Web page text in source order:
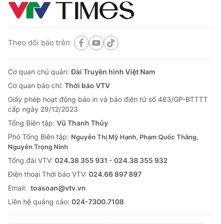
Theo dõi báo trên
Cơ quan chủ quản:Đài Truyền hình Việt Nam
Cơ quan báo chí: Thời báo VTV
Giấy phép hoạt động báo in và báo điện tử số 483/GP-BTTTT
cấp ngày 29/12/2023
Tổng Biên tập: Vũ Thanh Thủy
Phó Tổng Biên tập: Nguyễn Thị Mỹ Hạnh, Phạm Quốc Thắng,
Nguyễn Trọng Ninh
Tổng đài VTV: 024.38 355 931 - 024.38 355 932
Ðiện thoại Thời báo VTV: 024.66 897 897
Email: toasoan@vtv.vn
Liên hệ quảng cáo: 024-7300.7108